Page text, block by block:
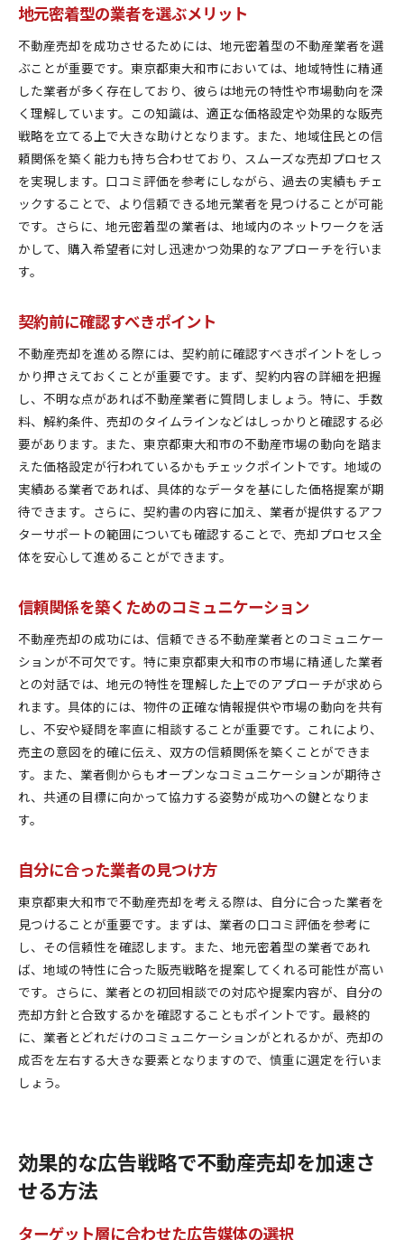
地元密着型の業者を選ぶメリット
不動産売却を成功させるためには、地元密着型の不動産業者を選
ぶことが重要です。東京都東大和市においては、地域特性に精通
した業者が多く存在しており、彼らは地元の特性や市場動向を深
く理解しています。この知識は、適正な価格設定や効果的な販売
戦略を立てる上で大きな助けとなります。また、地域住民との信
頼関係を築く能力も持ち合わせており、スムーズな売却プロセス
を実現します。口コミ評価を参考にしながら、過去の実績もチェ
ックすることで、より信頼できる地元業者を見つけることが可能
です。さらに、地元密着型の業者は、地域内のネットワークを活
かして、購入希望者に対し迅速かつ効果的なアプローチを行いま
す。
契約前に確認すべきポイント
不動産売却を進める際には、契約前に確認すべきポイントをしっ
かり押さえておくことが重要です。まず、契約内容の詳細を把握
し、不明な点があれば不動産業者に質問しましょう。特に、手数
料、解約条件、売却のタイムラインなどはしっかりと確認する必
要があります。また、東京都東大和市の不動産市場の動向を踏ま
えた価格設定が行われているかもチェックポイントです。地域の
実績ある業者であれば、具体的なデータを基にした価格提案が期
待できます。さらに、契約書の内容に加え、業者が提供するアフ
ターサポートの範囲についても確認することで、売却プロセス全
体を安心して進めることができます。
信頼関係を築くためのコミュニケーション
不動産売却の成功には、信頼できる不動産業者とのコミュニケー
ションが不可欠です。特に東京都東大和市の市場に精通した業者
との対話では、地元の特性を理解した上でのアプローチが求めら
れます。具体的には、物件の正確な情報提供や市場の動向を共有
し、不安や疑問を率直に相談することが重要です。これにより、
売主の意図を的確に伝え、双方の信頼関係を築くことができま
す。また、業者側からもオープンなコミュニケーションが期待さ
れ、共通の目標に向かって協力する姿勢が成功への鍵となりま
す。
自分に合った業者の見つけ方
東京都東大和市で不動産売却を考える際は、自分に合った業者を
見つけることが重要です。まずは、業者の口コミ評価を参考に
し、その信頼性を確認します。また、地元密着型の業者であれ
ば、地域の特性に合った販売戦略を提案してくれる可能性が高い
です。さらに、業者との初回相談での対応や提案内容が、自分の
売却方針と合致するかを確認することもポイントです。最終的
に、業者とどれだけのコミュニケーションがとれるかが、売却の
成否を左右する大きな要素となりますので、慎重に選定を行いま
しょう。
効果的な広告戦略で不動産売却を加速さ
せる方法
ターゲット層に合わせた広告媒体の選択